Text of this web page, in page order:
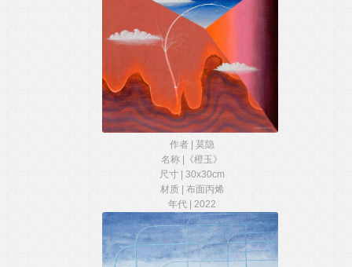
作者 | 莫隐
名称 |《橙玉》
尺寸 | 30x30cm
材质 | 布面丙烯
年代 | 2022